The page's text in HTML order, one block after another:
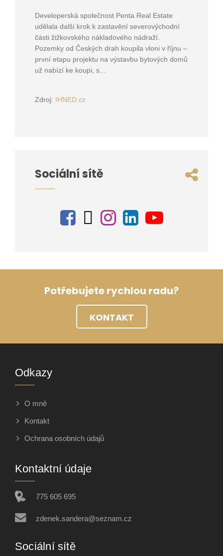
Developerská společnost Penta Real Estate
udělala další krok k zastavění severovýchodní
části žižkovského nákladového nádraží.
Pozemky od Českých drah koupila vloni v říjnu –
první etapu projektu na výstavbu bytových domů
už nabízí ke koupi, s...
Zdroj: IHNED.cz
Sociální sítě
Potřebujete rychlou radu?
KONTAKT
Odkazy
O mně
Kontakt
Ochrana osobních údajů
Kontaktní údaje
775 605 695
zdenek.sandera@seznam.cz
Sociální sítě